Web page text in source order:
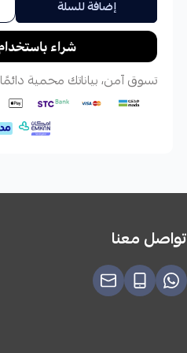
إضافة للسلة
تسوق آمن، بياناتك محمية دائمًا
تواصل معنا